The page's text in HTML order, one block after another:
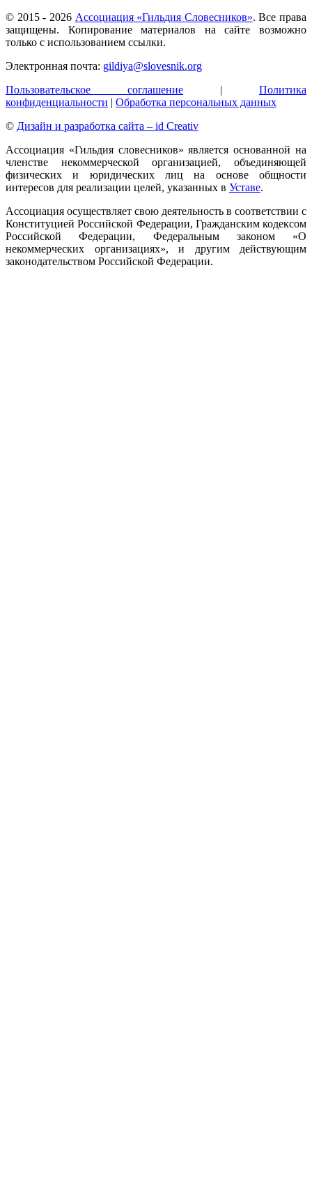
© 2015 - 2026 Ассоциация «Гильдия Словесников». Все права
защищены. Копирование материалов на сайте возможно
только с использованием ссылки.
Электронная почта: gildiya@slovesnik.org
Пользовательское соглашение | Политика
конфиденциальности | Обработка персональных данных
© Дизайн и разработка сайта – id Creativ
Ассоциация «Гильдия словесников» является основанной на
членстве некоммерческой организацией, объединяющей
физических и юридических лиц на основе общности
интересов для реализации целей, указанных в Уставе.
Ассоциация осуществляет свою деятельность в соответствии с
Конституцией Российской Федерации, Гражданским кодексом
Российской Федерации, Федеральным законом «О
некоммерческих организациях», и другим действующим
законодательством Российской Федерации.